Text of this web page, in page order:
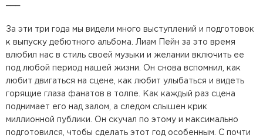
За эти три года мы видели много выступлений и подготовок
к выпуску дебютного альбома. Лиам Пейн за это время
влюбил нас в стиль своей музыки и желании включить ее
под любой период нашей жизни. Он снова вспомнил, как
любит двигаться на сцене, как любит улыбаться и видеть
горящие глаза фанатов в толпе. Как каждый раз сцена
поднимает его над залом, а следом слышен крик
миллионной публики. Он скучал по этому и максимально
подготовился, чтобы сделать этот год особенным. С почти